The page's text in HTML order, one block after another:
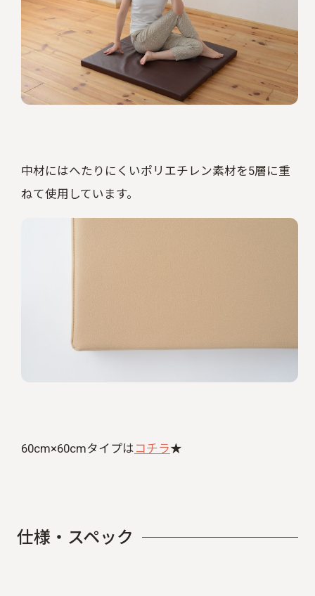
中材にはへたりにくいポリエチレン素材を5層に重
ねて使用しています。
60cm×60cmタイプは コチラ★
仕様 ・ スペック